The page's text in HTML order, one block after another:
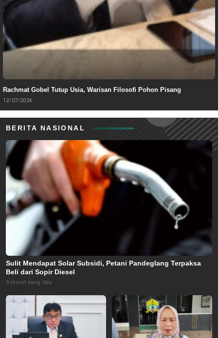
Rachmat Gobel Tutup Usia, Warisan Filosofi Pohon Pisang
12/07/2026
BERITA NASIONAL
Sulit Mendapat Solar Subsidi, Petani Pandeglang Terpaksa
Beli dari Sopir Diesel
9 menit yang lalu